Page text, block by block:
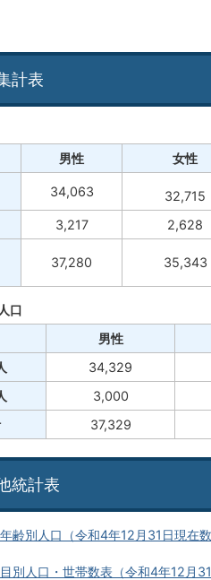
計表
男性
女性
34,063 32,715
3,217 2,628
37,280 35,343
口
男性
34,329
3,000
37,329
統計表
齢別人口（令和4年12月31日現在
別人口・世帯数表（令和4年12月